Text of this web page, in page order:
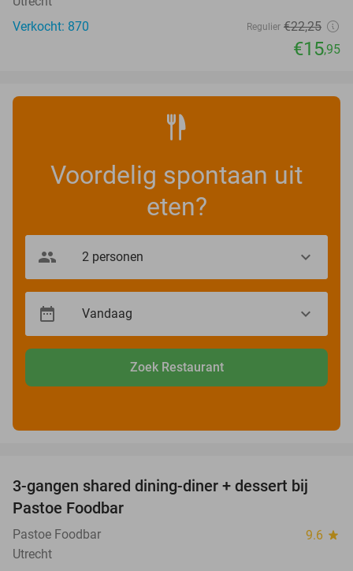
Verkocht: 870
Regulier €22,25
€15,95
Voordelig spontaan uit
eten?
Zoek Restaurant
37%
3-gangen shared dining-diner + dessert bij
Pastoe Foodbar
Pastoe Foodbar 9.6 star
Utrecht